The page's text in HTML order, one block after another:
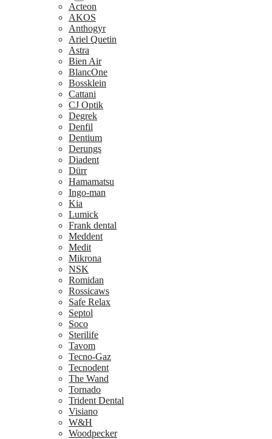
Acteon
AKOS
Anthogyr
Ariel Quetin
Astra
Bien Air
BlancOne
Bossklein
Cattani
CJ Optik
Degrek
Denfil
Dentium
Derungs
Diadent
Dürr
Hamamatsu
Ingo-man
Kia
Lumick
Frank dental
Meddent
Medit
Mikrona
NSK
Romidan
Rossicaws
Safe Relax
Septol
Soco
Sterilife
Tavom
Tecno-Gaz
Tecnodent
The Wand
Tornado
Trident Dental
Visiano
W&H
Woodpecker